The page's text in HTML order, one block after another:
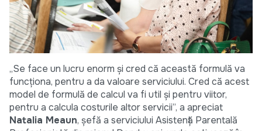
„Se face un lucru enorm și cred că această formulă va
funcționa, pentru a da valoare serviciului. Cred că acest
model de formulă de calcul va fi util și pentru viitor,
pentru a calcula costurile altor servicii”, a apreciat
Natalia Meaun, șefă a serviciului Asistență Parentală